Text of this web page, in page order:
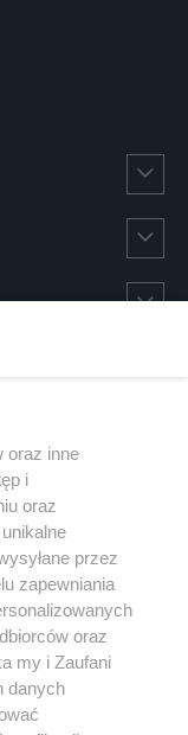
Youtube
oraz inne
i
oraz
przez
zapewniania
oraz
my i Zaufani
danych